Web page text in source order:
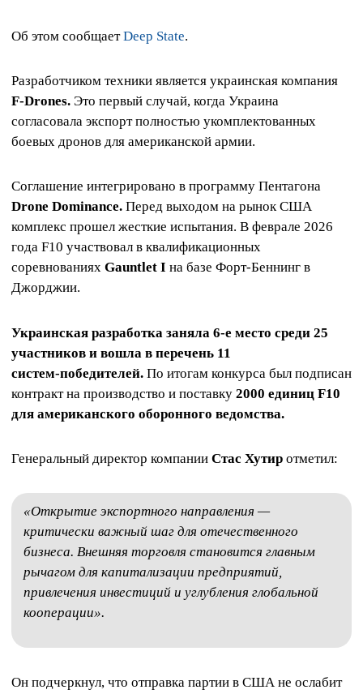
Об этом сообщаетDeep State.
Разработчиком техники является украинская компания
F‑Drones. Это первый случай, когда Украина
согласовала экспорт полностью укомплектованных
боевых дронов для американской армии.
Соглашение интегрировано в программу Пентагона
Drone Dominance. Перед выходом на рынок США
комплекс прошел жесткие испытания. В феврале 2026
года F10 участвовал в квалификационных
соревнованиях Gauntlet I на базе Форт‑Беннинг в
Джорджии.
Украинская разработка заняла 6‑е место среди 25
участников и вошла в перечень 11
систем‑победителей. По итогам конкурса был подписан
контракт на производство и поставку 2000 единиц F10
для американского оборонного ведомства.
Генеральный директор компании Стас Хутир отметил:
«Открытие экспортного направления —
критически важный шаг для отечественного
бизнеса. Внешняя торговля становится главным
рычагом для капитализации предприятий,
привлечения инвестиций и углубления глобальной
кооперации».
Он подчеркнул, что отправка партии в США не ослабит